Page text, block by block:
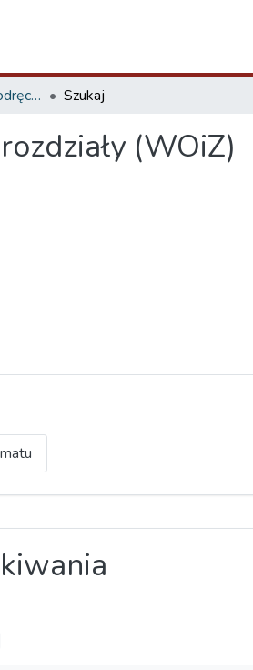
Książki, monografie, podręczniki, rozdziały (WOiZ) Szukaj
(WOiZ)